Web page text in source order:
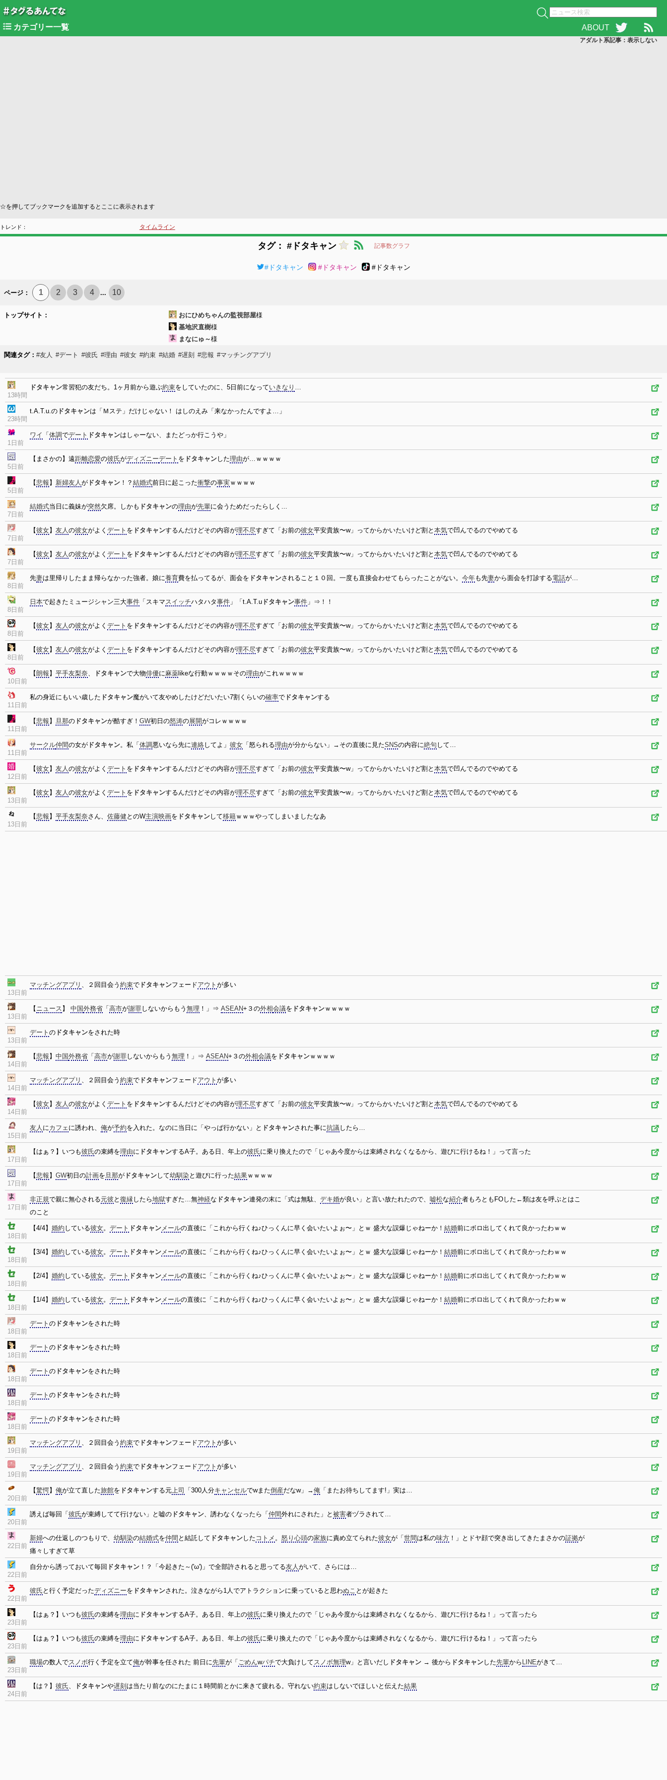
カテゴリー一覧 ABOUT
アダルト系記事：表示しない
☆を押してブックマークを追加するとここに表示されます
タイムライン
トレンド：
タグ： #ドタキャン 記事数グラフ
#ドタキャン #ドタキャン #ドタキャン
ページ： 1 2 3 4 ... 10
トップサイト： おにひめちゃんの監視部屋様
基地沢直樹様
まなにゅ～様
関連タグ： #友人 #デート #彼氏 #理由 #彼女 #約束 #結婚 #遅刻 #悲報 #マッチングアプリ
13時間
ドタキャン常習犯の友だち。1ヶ月前から遊ぶ約束をしていたのに、5日前になっていきなり …
23時間
t.A.T.u.の ドタキャンは「Ｍステ」だけじゃない！ はしのえみ「来なかったんですよ…」
1日前
ワイ 「 体調でデート ドタキャンはしゃーない、またどっか行こうや」
5日前
【まさかの】遠距離恋愛の彼氏がディズニーデート を ドタキャンした理由が…ｗｗｗｗ
5日前
【悲報 】 新婦友人が ドタキャン ！？ 結婚式前日に起こった衝撃の事実ｗｗｗｗ
7日前
結婚式当日に義妹が突然欠席。しかも ドタキャンの理由が先輩に会うためだったらしく...
7日前
【彼女】 友人の彼女がよく デート を ドタキャンするんだけどその内容が理不尽すぎて「お前の彼女平安貴族〜w」ってからかいたいけど割と 本気で凹んでるのでやめてる
7日前
【彼女】 友人の彼女がよく デート を ドタキャンするんだけどその内容が理不尽すぎて「お前の彼女平安貴族〜w」ってからかいたいけど割と 本気で凹んでるのでやめてる
8日前
先妻は里帰りしたまま帰らなかった強者。娘に養育費を払ってるが、面会を ドタキャンされること１０回。一度も直接会わせてもらったことがない。 今年も先妻から面会を打診する電話が…
8日前
日本で起きたミュージシャン三大事件 「スキマスイッチハタハタ事件 」「t.A.T.u ドタキャン事件 」⇒！！
8日前
【彼女】 友人の彼女がよく デート を ドタキャンするんだけどその内容が理不尽すぎて「お前の彼女平安貴族〜w」ってからかいたいけど割と 本気で凹んでるのでやめてる
8日前
【彼女】 友人の彼女がよく デート を ドタキャンするんだけどその内容が理不尽すぎて「お前の彼女平安貴族〜w」ってからかいたいけど割と 本気で凹んでるのでやめてる
10日前
【朗報 】 平手友梨奈、 ドタキャンで大物俳優に麻薬 likeな行動ｗｗｗｗその理由がこれｗｗｗｗ
11日前
私の身近にもいい歳した ドタキャン魔がいて友やめしたけどだいたい7割くらいの確率で ドタキャンする
11日前
【悲報 】 旦那の ドタキャンが酷すぎ！ GW初日の怒涛の展開がコレｗｗｗｗ
11日前
サークル仲間の女が ドタキャン。私「 体調悪いなら先に連絡してよ」 彼女 「怒られる理由が分からない」→その直後に見たSNSの内容に絶句 して…
12日前
【彼女】 友人の彼女がよく デート を ドタキャンするんだけどその内容が理不尽すぎて「お前の彼女平安貴族〜w」ってからかいたいけど割と 本気で凹んでるのでやめてる
13日前
【彼女】 友人の彼女がよく デート を ドタキャンするんだけどその内容が理不尽すぎて「お前の彼女平安貴族〜w」ってからかいたいけど割と 本気で凹んでるのでやめてる
13日前
【悲報 】 平手友梨奈さん、 佐藤健 とのW主演映画を ドタキャンして移籍ｗｗｗやってしまいましたなあ
13日前
マッチングアプリ 、２回目会う 約束で ドタキャンフェードアウト が多い
13日前
【 ニュース 】 中国外務省 「 高市が謝罪しないからもう 無理 ！」⇒ ASEAN+３の外相会議を ドタキャンｗｗｗｗ
13日前
デート の ドタキャンをされた時
14日前
【悲報 】 中国外務省 「 高市が謝罪しないからもう 無理 ！」⇒ ASEAN+３の外相会議を ドタキャンｗｗｗｗ
14日前
マッチングアプリ 、２回目会う 約束で ドタキャンフェードアウト が多い
14日前
【彼女】 友人の彼女がよく デート を ドタキャンするんだけどその内容が理不尽すぎて「お前の彼女平安貴族〜w」ってからかいたいけど割と 本気で凹んでるのでやめてる
15日前
友人 にカフェ に誘われ、 俺が予約を入れた。なのに当日に「やっぱ行かない」と ドタキャンされた事に抗議したら…
17日前
【はぁ？】いつも彼氏の束縛を理由に ドタキャンするA子。ある日、年上の彼氏に乗り換えたので「じゃあ今度からは束縛されなくなるから、遊びに行けるね！」って言った
17日前
【悲報 】 GW初日の計画を旦那が ドタキャンして幼馴染 と遊びに行った結果ｗｗｗｗ
17日前
非正規で親に無心される元彼 と 復縁したら地獄すぎた…無神経な ドタキャン連発の末に「式は無駄、 デキ婚が良い」と言い放たれたので、 嘘松な紹介者もろともFOした←類は友を呼ぶとはこ
のこと
18日前
【4/4】 婚約 している彼女。 デート ドタキャンメールの直後に「これから行くね♪ひっくんに早く会いたいよぉ〜」とｗ 盛大な誤爆じゃねーか！ 結婚前にボロ出してくれて良かったわｗｗ
18日前
【3/4】 婚約 している彼女。 デート ドタキャンメールの直後に「これから行くね♪ひっくんに早く会いたいよぉ〜」とｗ 盛大な誤爆じゃねーか！ 結婚前にボロ出してくれて良かったわｗｗ
18日前
【2/4】 婚約 している彼女。 デート ドタキャンメールの直後に「これから行くね♪ひっくんに早く会いたいよぉ〜」とｗ 盛大な誤爆じゃねーか！ 結婚前にボロ出してくれて良かったわｗｗ
18日前
【1/4】 婚約 している彼女。 デート ドタキャンメールの直後に「これから行くね♪ひっくんに早く会いたいよぉ〜」とｗ 盛大な誤爆じゃねーか！ 結婚前にボロ出してくれて良かったわｗｗ
18日前
デート の ドタキャンをされた時
18日前
デート の ドタキャンをされた時
18日前
デート の ドタキャンをされた時
18日前
デート の ドタキャンをされた時
18日前
デート の ドタキャンをされた時
19日前
マッチングアプリ 、２回目会う 約束で ドタキャンフェードアウト が多い
19日前
マッチングアプリ 、２回目会う 約束で ドタキャンフェードアウト が多い
20日前
【驚愕】 俺が立て直した旅館を ドタキャンする元上司 「300人分キャンセルでwまた倒産だなw」→俺 「またお待ちしてます!」実は…
20日前
誘えば毎回「 彼氏が束縛してて行けない」と嘘の ドタキャン、誘わなくなったら「 仲間外れにされた」と 被害者ヅラされて…
22日前
新婦への仕返しのつもりで、 幼馴染の結婚式を仲間 と結託して ドタキャンした コトメ 。 怒り心頭の家族に責め立てられた彼女が「 世間 は私の味方 ！」とドヤ顔で突き出してきたまさかの証拠が
痛々しすぎて草
22日前
自分から誘っておいて毎回 ドタキャン ！？「今起きた～('ω')」で全部許されると思ってる友人がいて、さらには…
22日前
彼氏 と行く予定だったディズニーを ドタキャンされた。泣きながら1人でアトラクションに乗っていると思わぬこ とが起きた
23日前
【はぁ？】いつも彼氏の束縛を理由に ドタキャンするA子。ある日、年上の彼氏に乗り換えたので「じゃあ今度からは束縛されなくなるから、遊びに行けるね！」って言ったら
23日前
【はぁ？】いつも彼氏の束縛を理由に ドタキャンするA子。ある日、年上の彼氏に乗り換えたので「じゃあ今度からは束縛されなくなるから、遊びに行けるね！」って言ったら
23日前
職場の数人でスノボ行く予定を立て俺が幹事を任された 前日に先輩が「 ごめんwパチで大負けしてスノボ無理w」と言いだし ドタキャン → 後から ドタキャンした先輩から LINEがきて…
24日前
【は？】 彼氏、 ドタキャンや遅刻 は当たり前なのにたまに１時間前とかに来きて疲れる。守れない約束はしないでほしいと伝えた結果